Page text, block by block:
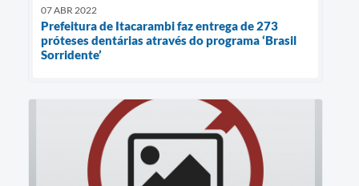
07 ABR 2022
Prefeitura de Itacarambi faz entrega de 273
próteses dentárias através do programa ‘Brasil
Sorridente’